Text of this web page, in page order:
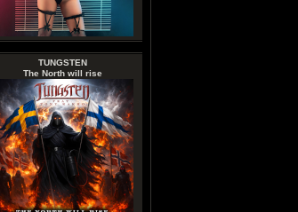
TUNGSTEN
The North will rise